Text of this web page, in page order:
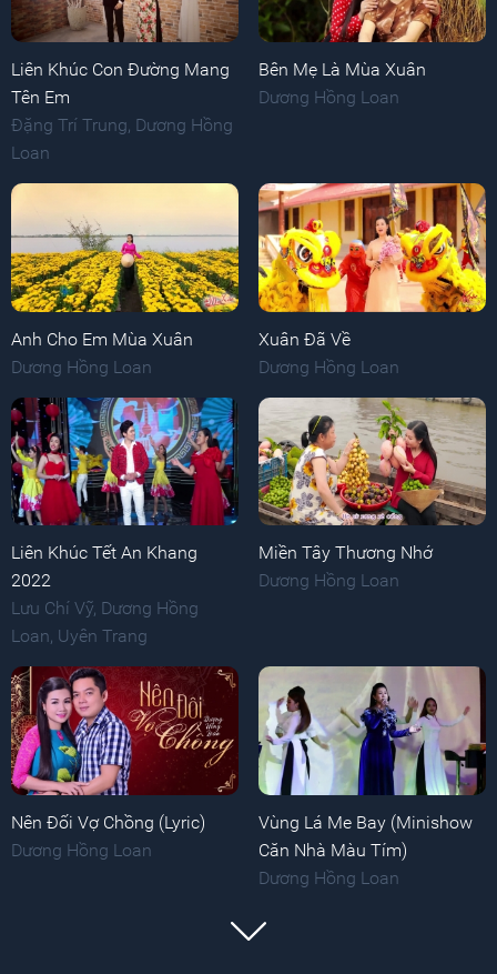
Liên Khúc Con Đường Mang
Tên Em
Đặng Trí Trung, Dương Hồng
Loan
Bên Mẹ Là Mùa Xuân
Dương Hồng Loan
Anh Cho Em Mùa Xuân
Dương Hồng Loan
Xuân Đã Về
Dương Hồng Loan
Liên Khúc Tết An Khang
2022
Lưu Chí Vỹ, Dương Hồng
Loan, Uyên Trang
Miền Tây Thương Nhớ
Dương Hồng Loan
Nên Đối Vợ Chồng (Lyric)
Dương Hồng Loan
Vùng Lá Me Bay (Minishow
Căn Nhà Màu Tím)
Dương Hồng Loan